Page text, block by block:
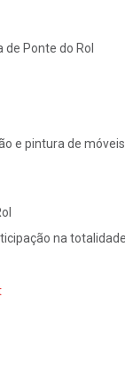
de Ponte do Rol
e pintura de
na